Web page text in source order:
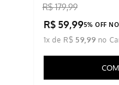
R$ 179,99
R$ 59,995% OFF
1x de R$ 59 99